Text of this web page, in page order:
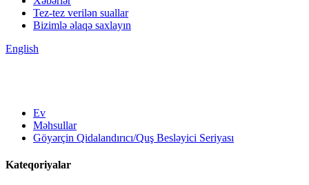
Tez-tez verilən suallar
Bizimlə əlaqə saxlayın
English
Ev
Məhsullar
Göyərçin Qidalandırıcı/Quş Besləyici Seriyası
Kateqoriyalar